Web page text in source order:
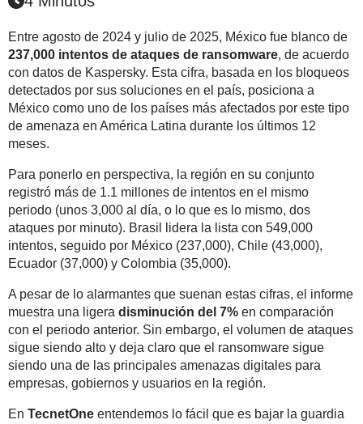
Entre agosto de 2024 y julio de 2025, México fue blanco de
237,000 intentos de ataques de ransomware, de acuerdo
con datos de Kaspersky. Esta cifra, basada en los bloqueos
detectados por sus soluciones en el país, posiciona a
México como uno de los países más afectados por este tipo
de amenaza en América Latina durante los últimos 12
meses.
Para ponerlo en perspectiva, la región en su conjunto
registró más de 1.1 millones de intentos en el mismo
periodo (unos 3,000 al día, o lo que es lo mismo, dos
ataques por minuto). Brasil lidera la lista con 549,000
intentos, seguido por México (237,000), Chile (43,000),
Ecuador (37,000) y Colombia (35,000).
A pesar de lo alarmantes que suenan estas cifras, el informe
muestra una ligera disminución del 7% en comparación
con el periodo anterior. Sin embargo, el volumen de ataques
sigue siendo alto y deja claro que el ransomware sigue
siendo una de las principales amenazas digitales para
empresas, gobiernos y usuarios en la región.
En TecnetOne entendemos lo fácil que es bajar la guardia